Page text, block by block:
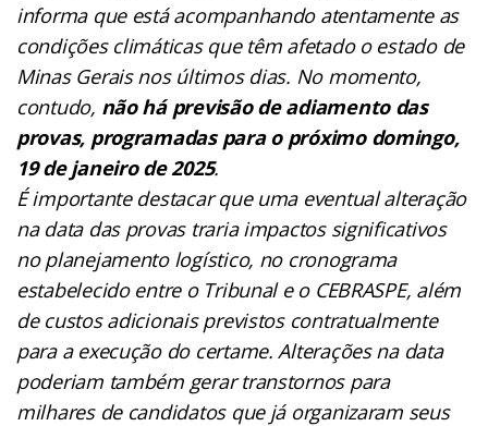
informa que está acompanhando atentamente as
condições climáticas que têm afetado o estado de
Minas Gerais nos últimos dias. No momento,
contudo, não há previsão de adiamento das
provas, programadas para o próximo domingo,
19 de janeiro de 2025.
É importante destacar que uma eventual alteração
na data das provas traria impactos significativos
no planejamento logístico, no cronograma
estabelecido entre o Tribunal e o CEBRASPE, além
de custos adicionais previstos contratualmente
para a execução do certame. Alterações na data
poderiam também gerar transtornos para
milhares de candidatos que já organizaram seus